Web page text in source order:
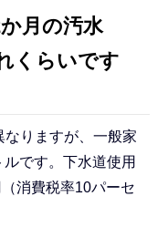
月の汚水
くらいです
りますが、一般家
です。下水道使用
消費税率10パーセ